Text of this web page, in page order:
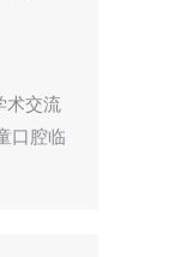
术交流
口腔临